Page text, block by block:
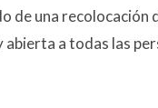
de una recolocación
abierta a todas las